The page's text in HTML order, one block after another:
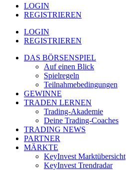
LOGIN
REGISTRIEREN
LOGIN
REGISTRIEREN
DAS BÖRSENSPIEL
Auf einen Blick
Spielregeln
Teilnahmebedingungen
GEWINNE
TRADEN LERNEN
Trading-Akademie
Deine Trading-Coaches
TRADING NEWS
PARTNER
MÄRKTE
KeyInvest Marktübersicht
KeyInvest Trendradar